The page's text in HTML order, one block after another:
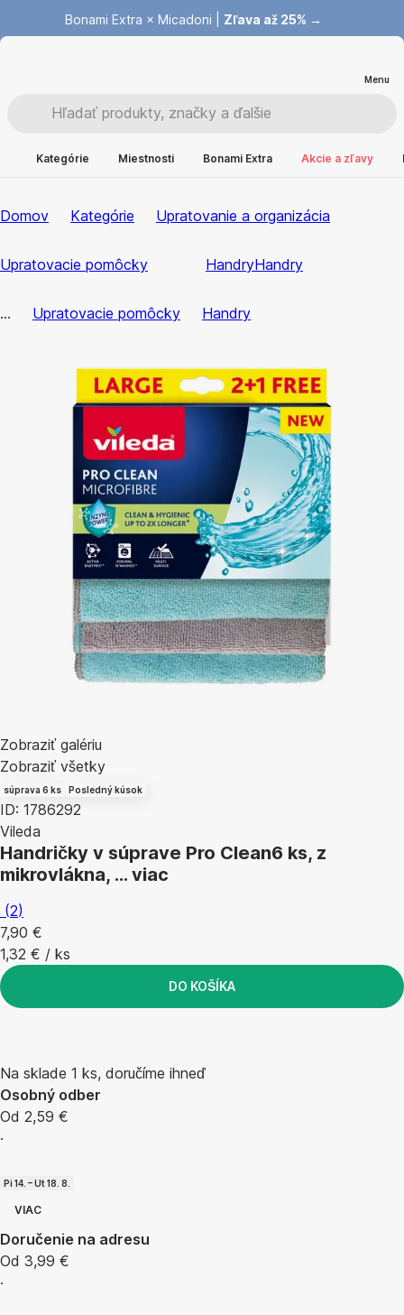
Bonami Extra × Micadoni | Zľava až 25% →
Menu
Kategórie Miestnosti Bonami Extra Akcie a zľavy
Domov Kategórie Upratovanie a organizácia
Upratovacie pomôcky HandryHandry
... Upratovacie pomôcky Handry
Zobraziť galériu
Zobraziť všetky
súprava 6 ks Posledný kúsok
ID: 1786292
Vileda
Handričky v súprave Pro Clean6 ks, z
mikrovlákna, … viac
(2)
7,90 €
1,32 € / ks
DO KOŠÍKA
Na sklade 1 ks, doručíme ihneď
Osobný odber
Od 2,59 €
·
Pi 14. – Ut 18. 8.
VIAC
Doručenie na adresu
Od 3,99 €
·